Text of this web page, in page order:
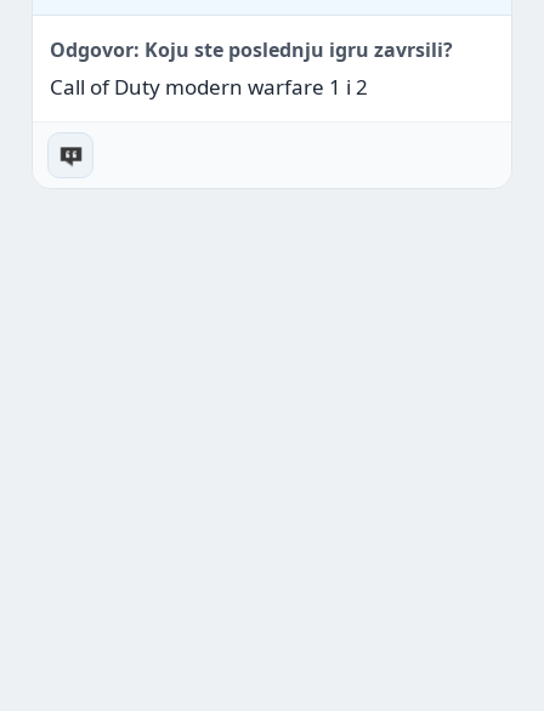
Odgovor: Koju ste poslednju igru zavrsili?
Call of Duty modern warfare 1 i 2